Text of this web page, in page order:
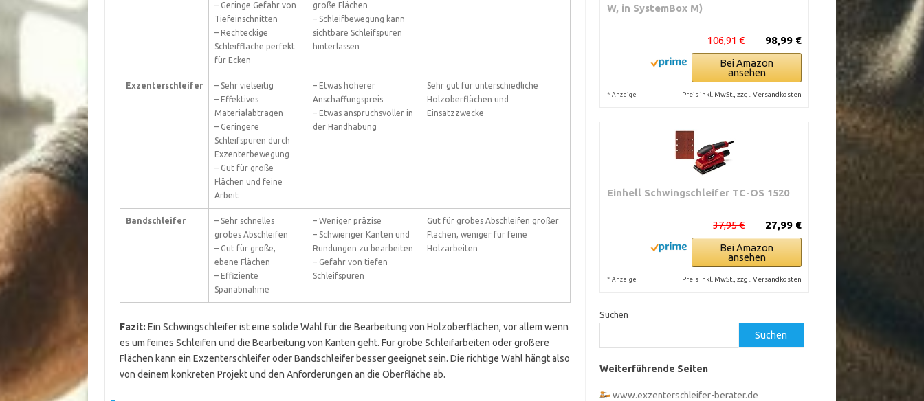
– Geringe Gefahr von
Tiefeinschnitten
– Rechteckige
Schleiffläche perfekt
für Ecken
große Flächen
– Schleifbewegung kann
sichtbare Schleifspuren
hinterlassen
Exzenterschleifer
– Sehr vielseitig
– Effektives
Materialabtragen
– Geringere
Schleifspuren durch
Exzenterbewegung
– Gut für große
Flächen und feine
Arbeit
– Etwas höherer
Anschaffungspreis
– Etwas anspruchsvoller in
der Handhabung
Sehr gut für unterschiedliche
Holzoberflächen und
Einsatzzwecke
Bandschleifer
– Sehr schnelles
grobes Abschleifen
– Gut für große,
ebene Flächen
– Effiziente
Spanabnahme
– Weniger präzise
– Schwieriger Kanten und
Rundungen zu bearbeiten
– Gefahr von tiefen
Schleifspuren
Gut für grobes Abschleifen großer
Flächen, weniger für feine
Holzarbeiten
Fazit: Ein Schwingschleifer ist eine solide Wahl für die Bearbeitung von Holzoberflächen, vor allem wenn
es um feines Schleifen und die Bearbeitung von Kanten geht. Für grobe Schleifarbeiten oder größere
Flächen kann ein Exzenterschleifer oder Bandschleifer besser geeignet sein. Die richtige Wahl hängt also
von deinem konkreten Projekt und den Anforderungen an die Oberfläche ab.
W, in SystemBox M)
98,99 €
106,91 €
Bei Amazon
ansehen
* Anzeige Preis inkl. MwSt., zzgl. Versandkosten
Einhell Schwingschleifer TC-OS 1520
27,99 €
37,95 €
Bei Amazon
ansehen
* Anzeige Preis inkl. MwSt., zzgl. Versandkosten
Suchen
Suchen
Weiterführende Seiten
www.exzenterschleifer-berater.de